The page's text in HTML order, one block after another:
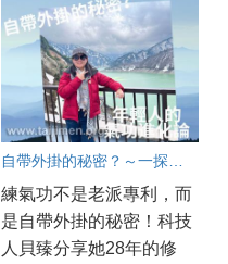
練氣功不是老派專利，而
是自帶外掛的秘密！科技
人貝臻分享她28年的修